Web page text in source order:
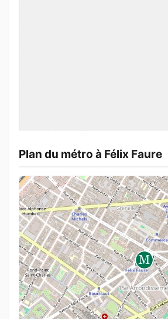
Plan du métro à Félix Faure